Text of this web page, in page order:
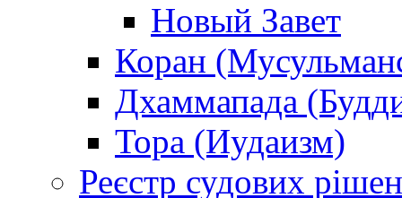
Новый Завет
Коран
Дхаммапада
Тора (Иудаизм)
Реєстр судових